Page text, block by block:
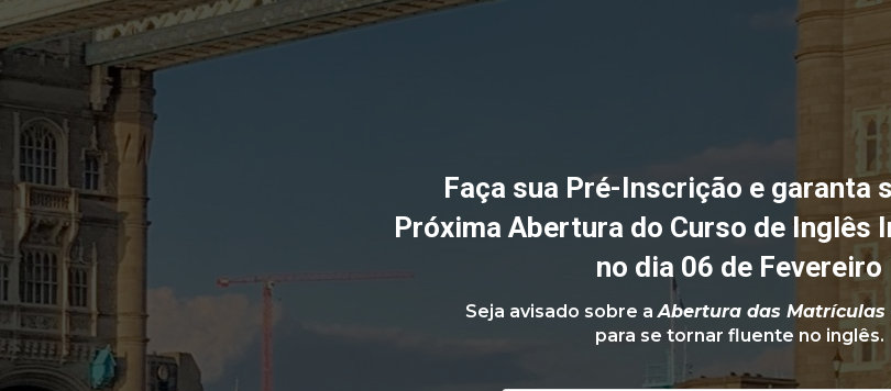
Faça sua Pré-Inscrição e garanta
Próxima Abertura do Curso de Inglês
no dia 06 de Fevereiro
Seja avisado sobre a Abertura das Matrículas
para se tornar fluente no inglês.